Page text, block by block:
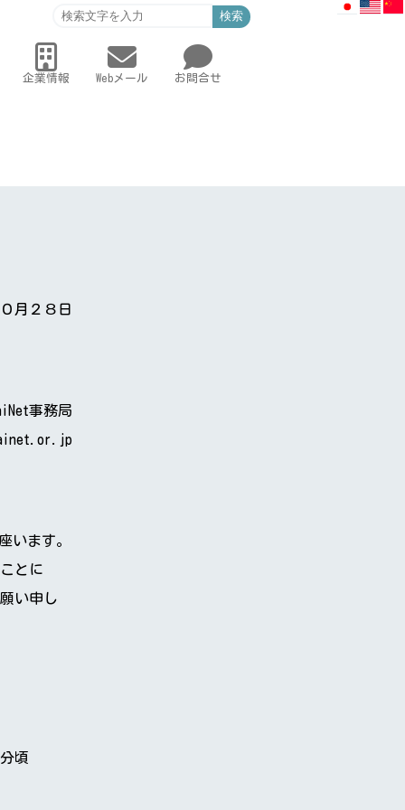
検索
企業情報 Webメール お問合せ
月２８日
事務局
います。
とに
い申し
頃